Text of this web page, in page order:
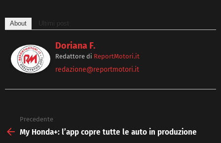
About Ultimi post
Doriana F.
Redattore di ReportMotori.it
redazione@reportmotori.it
more
Precedente
My Honda+: l’app copre tutte le auto in produzione